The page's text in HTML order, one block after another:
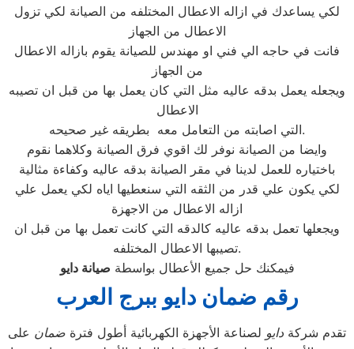
لكي يساعدك في ازاله الاعطال المختلفه من الصيانة لكي تزول
الاعطال من الجهاز
فانت في حاجه الي فني او مهندس للصيانة يقوم بازاله الاعطال
من الجهاز
ويجعله يعمل بدقه عاليه مثل التي كان يعمل بها من قبل ان تصيبه
الاعطال
التي اصابته من التعامل معه بطريقه غير صحيحه.
وايضا من الصيانة نوفر لك اقوي فرق الصيانة وكلاهما نقوم
باختياره للعمل لدينا في مقر الصيانة بدقه عاليه وكفاءة مثالية
لكي يكون علي قدر من الثقه التي سنعطيها اياه لكي يعمل علي
ازاله الاعطال من الاجهزة
ويجعلها تعمل بدقه عاليه كالدقه التي كانت تعمل بها من قبل ان
تصيبها الاعطال المختلفه.
فيمكنك حل جميع الأعطال بواسطة صيانة دايو
رقم ضمان دايو ببرج العرب
تقدم شركة دايو لصناعة الأجهزة الكهربائية أطول فترة ضمان على